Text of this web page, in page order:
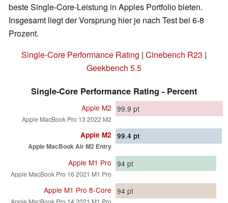
beste Single-Core-Leistung in Apples Portfolio bieten.
Insgesamt liegt der Vorsprung hier je nach Test bei 6-8
Prozent.
Single-Core Performance Rating | Cinebench R23 |
Geekbench 5.5
Single-Core Performance Rating - Percent
Apple M2
Apple MacBook Pro 13 2022 M2
99.9 pt
Apple M2
Apple MacBook Air M2 Entry
99.4 pt
Apple M1 Pro
Apple MacBook Pro 16 2021 M1 Pro
94 pt
Apple M1 Pro 8-Core
Apple MacBook Pro 14 2021 M1 Pro
94 pt